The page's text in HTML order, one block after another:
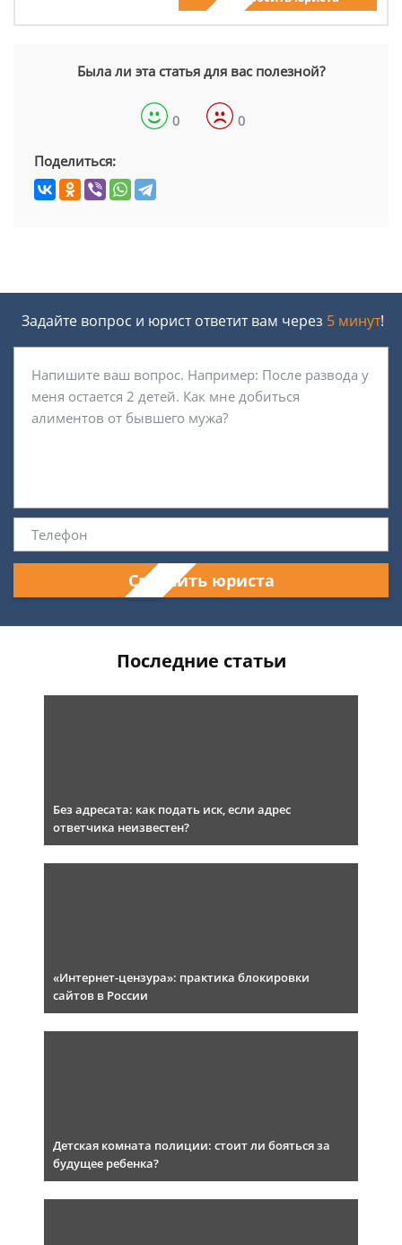
Была ли эта статья для вас полезной?
0 0
Поделиться:
Задайте вопрос и юрист ответит вам через 5 минут!
Спросить юриста
Последние статьи
Без адресата: как подать иск, если адрес
ответчика неизвестен?
«Интернет-цензура»: практика блокировки
сайтов в России
Детская комната полиции: стоит ли бояться за
будущее ребенка?